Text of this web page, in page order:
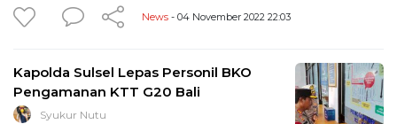
News - 04 November 2022 22:03
Kapolda Sulsel Lepas Personil BKO
Pengamanan KTT G20 Bali
Syukur Nutu